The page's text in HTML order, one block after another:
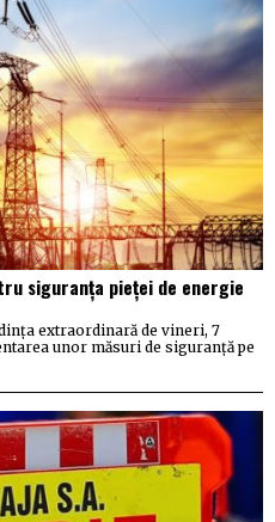
siguranța pieței de energie
extraordinară de vineri, 7
unor măsuri de siguranță pe